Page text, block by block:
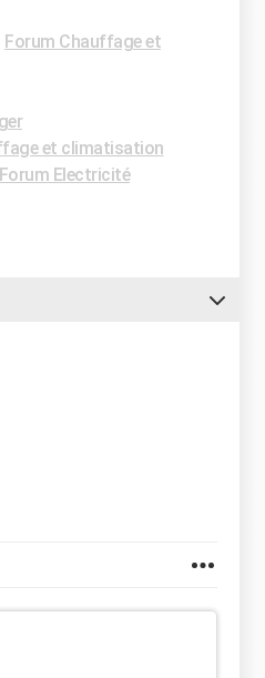
Forum Chauffage et
et climatisation
Forum Electricité